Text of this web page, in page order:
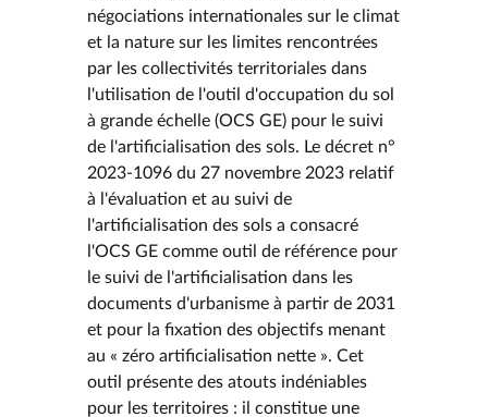
négociations internationales sur le climat
et la nature sur les limites rencontrées
par les collectivités territoriales dans
l'utilisation de l'outil d'occupation du sol
à grande échelle (OCS GE) pour le suivi
de l'artificialisation des sols. Le décret n°
2023-1096 du 27 novembre 2023 relatif
à l'évaluation et au suivi de
l'artificialisation des sols a consacré
l'OCS GE comme outil de référence pour
le suivi de l'artificialisation dans les
documents d'urbanisme à partir de 2031
et pour la fixation des objectifs menant
au « zéro artificialisation nette ». Cet
outil présente des atouts indéniables
pour les territoires : il constitue une